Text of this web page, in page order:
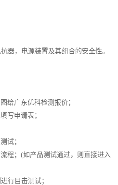
器，电源装置及其组合的安全性。
给广东优科检测报价；
写申请表；
试；
程；(如产品测试通过，则直接进入
行目击测试；